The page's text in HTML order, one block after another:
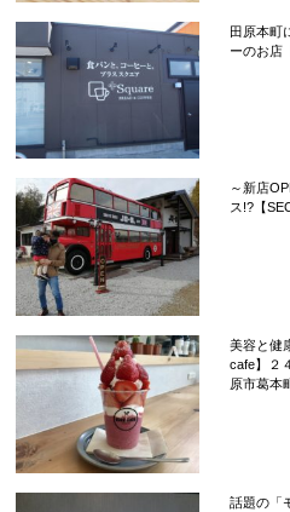
田原本町
ーのお店
～新店
ス!?【
美容と健
cafe】２
原市葛本
話題の「